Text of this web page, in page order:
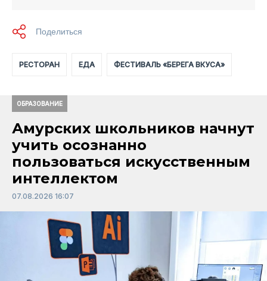
РЕСТОРАН ЕДА ФЕСТИВАЛЬ «БЕРЕГА ВКУСА»
ОБРАЗОВАНИЕ
Амурских школьников начнут
учить осознанно
пользоваться искусственным
интеллектом
07.08.2026 16:07